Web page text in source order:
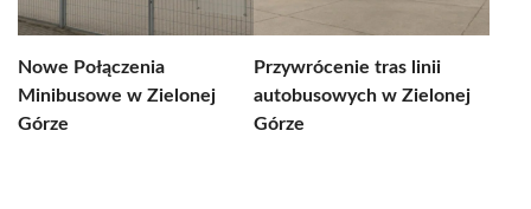
Nowe Połączenia
Minibusowe w Zielonej
Górze
Przywrócenie tras linii
autobusowych w Zielonej
Górze